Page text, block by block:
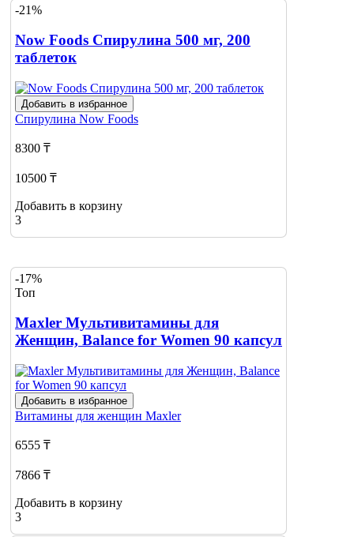
-21%
Now Foods Спирулина 500 мг, 200
таблеток
Добавить в избранное
Спирулина Now Foods
8300 ₸
10500 ₸
Добавить в корзину
3
-17%
Топ
Maxler Мультивитамины для
Женщин, Balance for Women 90 капсул
Добавить в избранное
Витамины для женщин Maxler
6555 ₸
7866 ₸
Добавить в корзину
3